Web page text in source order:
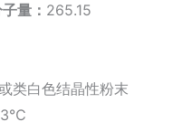
量： 265.15
白色结晶性粉末